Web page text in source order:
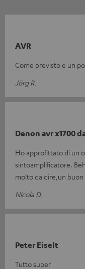
AVR
Come previsto e un
Jörg R.
Denon avr x1700
Ho approfittato di un
sintoamplificatore.
molto da dire,un buon
Nicola D.
Peter Eiselt
Tutto super